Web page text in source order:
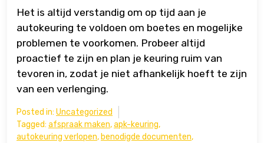
Het is altijd verstandig om op tijd aan je
autokeuring te voldoen om boetes en mogelijke
problemen te voorkomen. Probeer altijd
proactief te zijn en plan je keuring ruim van
tevoren in, zodat je niet afhankelijk hoeft te zijn
van een verlenging.
Posted in: Uncategorized
Tagged: afspraak maken,apk-keuring,
autokeuring verlopen, benodigde documenten,